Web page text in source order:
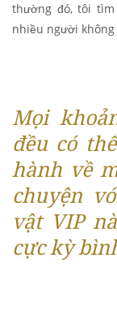
thường đó, tôi
nhiều người không
Mọi
đều có
hành về
chuyện
vật VIP
cực kỳ